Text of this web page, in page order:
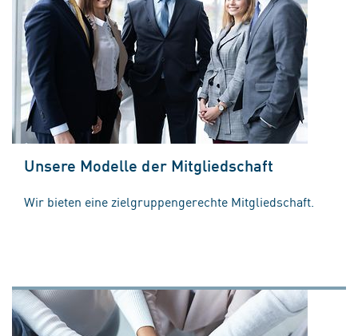
Unsere Modelle der Mitgliedschaft
Wir bieten eine zielgruppengerechte Mitgliedschaft.